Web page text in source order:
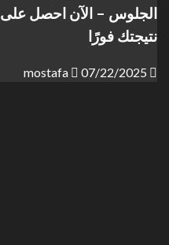
الجلوس – الآن احصل على
نتيجتك فورًا
mostafa 07/22/2025